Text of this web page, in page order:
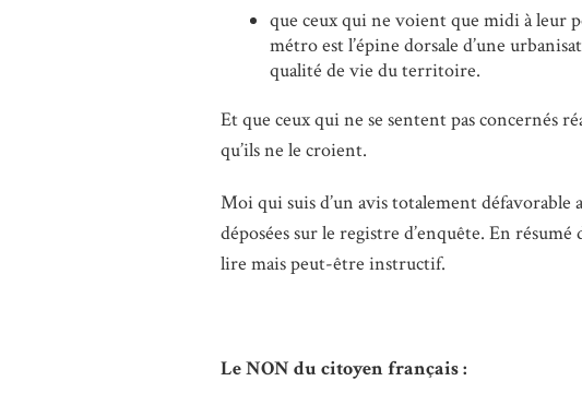
que ceux qui ne voient que midi à leur
métro est l’épine dorsale d’une
qualité de vie du territoire.
Et que ceux qui ne se sentent pas concernés
qu’ils ne le croient.
Moi qui suis d’un avis totalement
déposées sur le registre d’enquête. En
lire mais peut-être instructif.
Le NON du citoyen français :